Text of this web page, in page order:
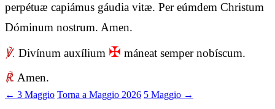
perpétuæ capiámus gáudia vitæ. Per eúmdem Christum
Dóminum nostrum. Amen.
℣. Divínum auxílium ✠ máneat semper nobíscum.
℟. Amen.
← 3 Maggio Torna a Maggio 2026 5 Maggio →